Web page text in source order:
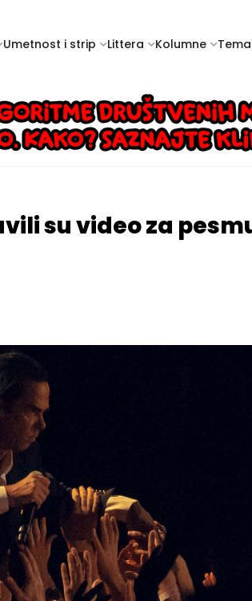
Umetnost i strip Littera Kolumne Tema
su video za